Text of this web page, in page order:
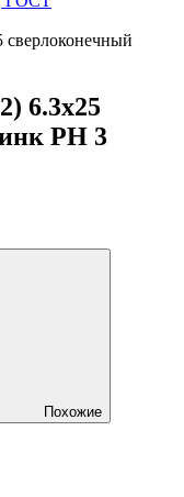
сверлоконечный
6.3х25
PH 3
Похожие